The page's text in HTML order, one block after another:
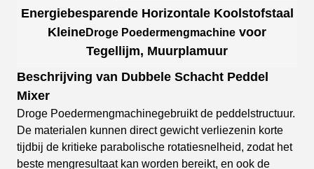
Energiebesparende Horizontale Koolstofstaal
KleineDroge Poedermengmachine voor
Tegellijm, Muurplamuur
Beschrijving van Dubbele Schacht Peddel
Mixer
Droge Poedermengmachinegebruikt de peddelstructuur.
De materialen kunnen direct gewicht verliezenin korte
tijd bij de kritieke parabolische rotatiesnelheid, zodat het
beste mengresultaat kan worden bereikt, en ook de